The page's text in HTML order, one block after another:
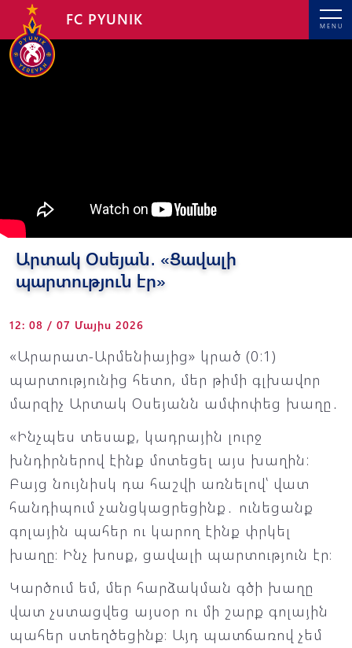
MENU
FC PYUNIK
Արտակ Օսեյան․ «Ցավալի
պարտություն էր»
12: 08 / 07 Մայիս 2026
«Արարատ-Արմենիայից» կրած (0:1)
պարտությունից հետո, մեր թիմի գլխավոր
մարզիչ Արտակ Օսեյանն ամփոփեց խաղը․
«Ինչպես տեսաք, կադրային լուրջ
խնդիրներով էինք մոտեցել այս խաղին:
Բայց նույնիսկ դա հաշվի առնելով՝ վատ
հանդիպում չանցկացրեցինք․ ունեցանք
գոլային պահեր ու կարող էինք փրկել
խաղը։ Ինչ խոսք, ցավալի պարտություն էր։
Կարծում եմ, մեր հարձակման գծի խաղը
վատ չստացվեց այսօր ու մի շարք գոլային
պահեր ստեղծեցինք։ Այդ պատճառով չեմ